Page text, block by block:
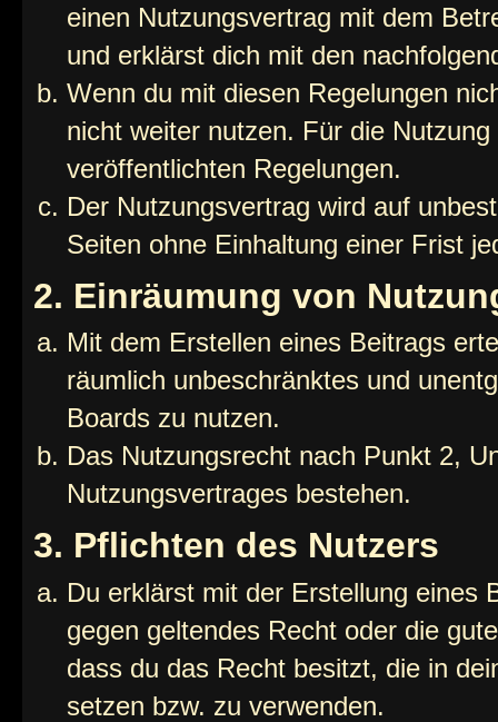
einen Nutzungsvertrag mit dem
und erklärst dich mit den
Wenn du mit diesen Regelungen
nicht weiter nutzen. Für die
veröffentlichten Regelungen.
Der Nutzungsvertrag wird auf
Seiten ohne Einhaltung einer Frist
2. Einräumung von
Mit dem Erstellen eines Beitrags
räumlich unbeschränktes und
Boards zu nutzen.
Das Nutzungsrecht nach Punkt 2,
Nutzungsvertrages bestehen.
3. Pflichten des Nutzers
Du erklärst mit der Erstellung eines
gegen geltendes Recht oder die
dass du das Recht besitzt, die in
setzen bzw. zu verwenden.